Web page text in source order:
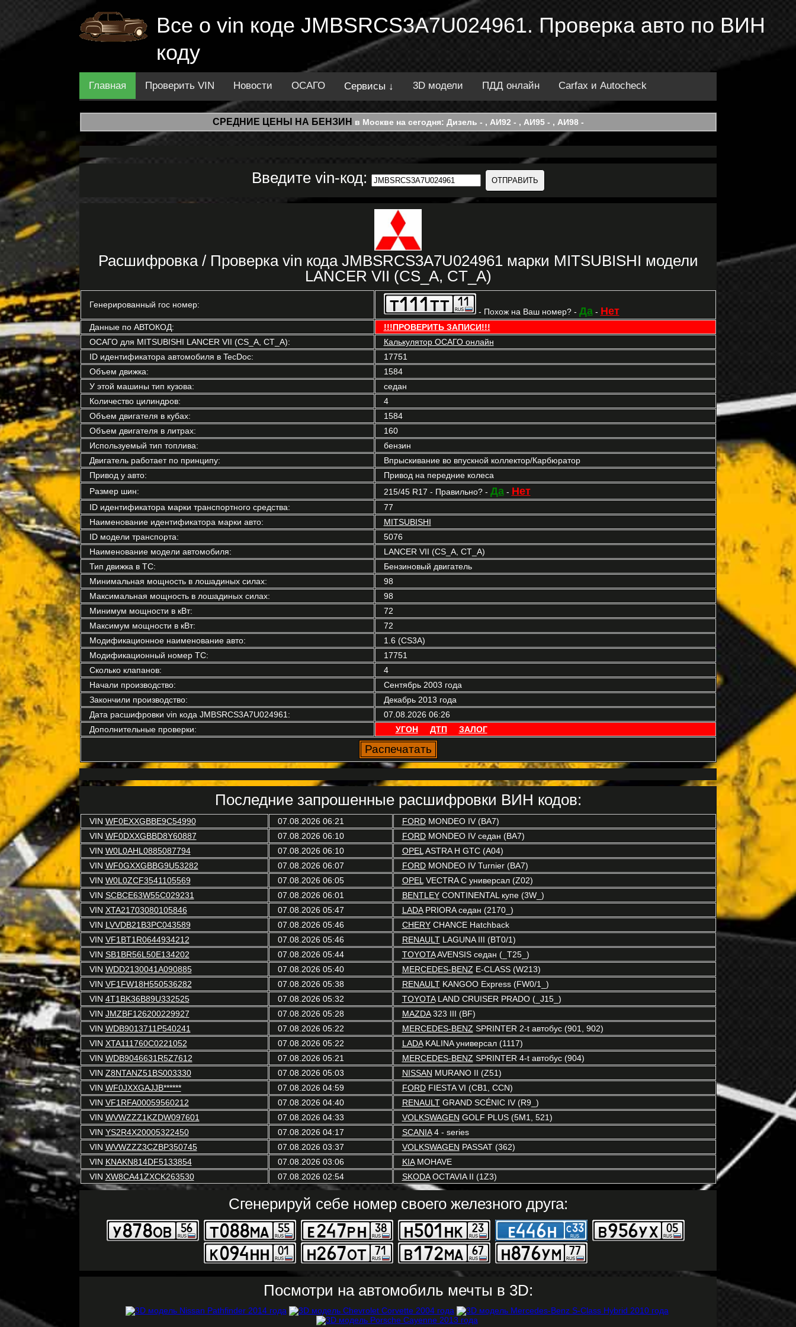
Все о vin коде JMBSRCS3A7U024961. Проверка авто по ВИН
коду
Главная Проверить VIN Новости ОСАГО Сервисы ↓ 3D модели ПДД онлайн Carfax и Autocheck
СРЕДНИЕ ЦЕНЫ НА БЕНЗИН в Москве на сегодня: Дизель - , АИ92 - , АИ95 - , АИ98 -
Введите vin-код:
Расшифровка / Проверка vin кода JMBSRCS3A7U024961 марки MITSUBISHI модели
LANCER VII (CS_A, CT_A)
Генерированный гос номер:
- Похож на Ваш номер? - Да- Нет
Данные по АВТОКОД:
!!!ПРОВЕРИТЬ ЗАПИСИ!!!
ОСАГО для MITSUBISHI LANCER VII (CS_A, CT_A):
Калькулятор ОСАГО онлайн
ID идентификатора автомобиля в TecDoc:
17751
Объем движка:
1584
У этой машины тип кузова:
седан
Количество цилиндров:
4
Объем двигателя в кубах:
1584
Объем двигателя в литрах:
160
Используемый тип топлива:
бензин
Двигатель работает по принципу:
Впрыскивание во впускной коллектор/Карбюратор
Привод у авто:
Привод на передние колеса
Размер шин:
215/45 R17 - Правильно? - Да- Нет
ID идентификатора марки транспортного средства:
77
Наименование идентификатора марки авто:
MITSUBISHI
ID модели транспорта:
5076
Наименование модели автомобиля:
LANCER VII (CS_A, CT_A)
Тип движка в ТС:
Бензиновый двигатель
Минимальная мощность в лошадиных силах:
98
Максимальная мощность в лошадиных силах:
98
Минимум мощности в кВт:
72
Максимум мощности в кВт:
72
Модификационное наименование авто:
1.6 (CS3A)
Модификационный номер ТС:
17751
Сколько клапанов:
4
Начали производство:
Сентябрь 2003 года
Закончили производство:
Декабрь 2013 года
Дата расшифровки vin кода JMBSRCS3A7U024961:
07.08.2026 06:26
Дополнительные проверки:
УГОН ДТП ЗАЛОГ
Последние запрошенные расшифровки ВИН кодов:
VIN WF0EXXGBBE9C54990 07.08.2026 06:21 FORDMONDEO IV (BA7)
VIN WF0DXXGBBD8Y60887 07.08.2026 06:10 FORDMONDEO IV седан (BA7)
VIN W0L0AHL0885087794 07.08.2026 06:10 OPELASTRA H GTC (A04)
VIN WF0GXXGBBG9U53282 07.08.2026 06:07 FORDMONDEO IV Turnier (BA7)
VIN W0L0ZCF3541105569 07.08.2026 06:05 OPELVECTRA C универсал (Z02)
VIN SCBCE63W55C029231 07.08.2026 06:01 BENTLEYCONTINENTAL купе (3W_)
VIN XTA21703080105846 07.08.2026 05:47 LADAPRIORA седан (2170_)
VIN LVVDB21B3PC043589 07.08.2026 05:46 CHERYCHANCE Hatchback
VIN VF1BT1R0644934212 07.08.2026 05:46 RENAULTLAGUNA III (BT0/1)
VIN SB1BR56L50E134202 07.08.2026 05:44 TOYOTAAVENSIS седан (_T25_)
VIN WDD2130041A090885 07.08.2026 05:40 MERCEDES-BENZE-CLASS (W213)
VIN VF1FW18H550536282 07.08.2026 05:38 RENAULTKANGOO Express (FW0/1_)
VIN 4T1BK36B89U332525 07.08.2026 05:32 TOYOTALAND CRUISER PRADO (_J15_)
VIN JMZBF126200229927 07.08.2026 05:28 MAZDA323 III (BF)
VIN WDB9013711P540241 07.08.2026 05:22 MERCEDES-BENZSPRINTER 2-t автобус (901, 902)
VIN XTA111760C0221052 07.08.2026 05:22 LADAKALINA универсал (1117)
VIN WDB9046631R5Z7612 07.08.2026 05:21 MERCEDES-BENZSPRINTER 4-t автобус (904)
VIN Z8NTANZ51BS003330 07.08.2026 05:03 NISSAN MURANO II (Z51)
VIN WF0JXXGAJJB****** 07.08.2026 04:59 FORDFIESTA VI (CB1, CCN)
VIN VF1RFA00059560212 07.08.2026 04:40 RENAULTGRAND SCÉNIC IV (R9_)
VIN WVWZZZ1KZDW097601 07.08.2026 04:33 VOLKSWAGEN GOLF PLUS (5M1, 521)
VIN YS2R4X20005322450 07.08.2026 04:17 SCANIA4 - series
VIN WVWZZZ3CZBP350745 07.08.2026 03:37 VOLKSWAGEN PASSAT (362)
VIN KNAKN814DF5133854 07.08.2026 03:06 KIAMOHAVE
VIN XW8CA41ZXCK263530 07.08.2026 02:54 SKODAOCTAVIA II (1Z3)
Сгенерируй себе номер своего железного друга:
Посмотри на автомобиль мечты в 3D: